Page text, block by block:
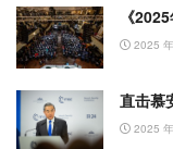
《
2025
直击慕
2025